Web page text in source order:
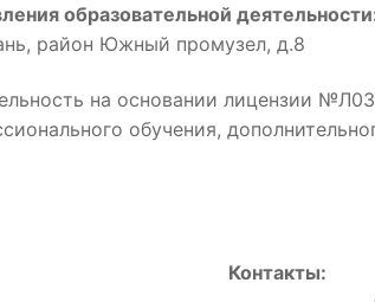
образовательной
район Южный промузел, д.8
на основании лицензии
обучения,
Контакты: